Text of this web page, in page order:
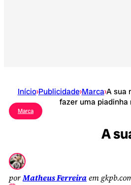
Início›Publicidade›Marca›A sua
fazer uma piadinha
Marca
A
porMatheus Ferreiraem